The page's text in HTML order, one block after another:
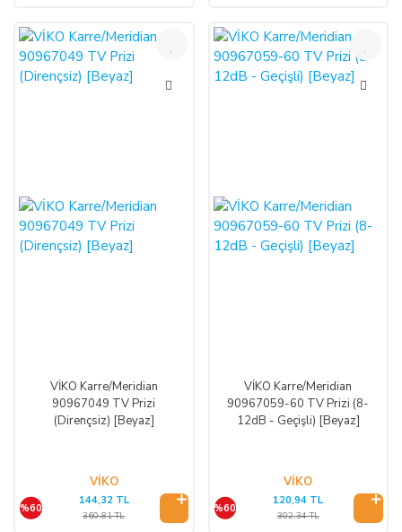
%60
VİKO Karre/Meridian
90967049 TV Prizi
(Dirençsiz) [Beyaz]
VİKO
%60
144,32 TL
360,81 TL
%60
VİKO Karre/Meridian
90967059-60 TV Prizi (8-
12dB - Geçişli) [Beyaz]
VİKO
%60
120,94 TL
302,34 TL